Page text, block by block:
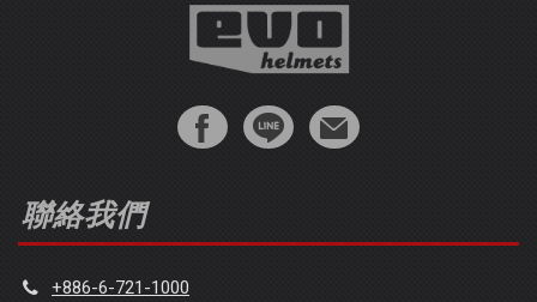
聯絡我們
+886-6-721-1000